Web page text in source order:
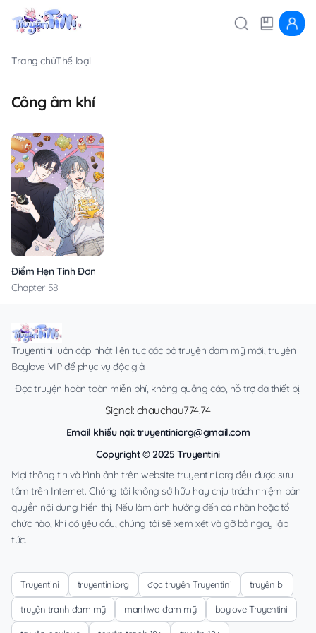
Trang chủThể loại
Công âm khí
Điểm Hẹn Tình Đơn Phương
Chapter 58
Truyentini luôn cập nhật liên tục các bộ truyện đam mỹ mới, truyện
Boylove VIP để phục vụ độc giả.
Đọc truyện hoàn toàn miễn phí, không quảng cáo, hỗ trợ đa thiết bị.
Signal: chauchau774.74
Email khiếu nại:truyentiniorg@gmail.com
Copyright © 2025 Truyentini
Mọi thông tin và hình ảnh trên website truyentini.org đều được sưu
tầm trên Internet. Chúng tôi không sở hữu hay chịu trách nhiệm bản
quyền nội dung hiển thị. Nếu làm ảnh hưởng đến cá nhân hoặc tổ
chức nào, khi có yêu cầu, chúng tôi sẽ xem xét và gỡ bỏ ngay lập
tức.
Truyentini truyentini.org đọc truyện Truyentini truyện bl
truyện tranh đam mỹ manhwa đam mỹ boylove Truyentini